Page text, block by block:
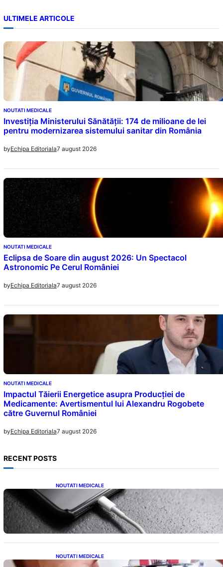
ULTIMELE ARTICOLE
NOUTATI MEDICALE
Investiția Ministerului Sănătății: 174 de milioane de lei
pentru modernizarea sistemului sanitar din România
byEchipa Editoriala7 august 2026
NOUTATI MEDICALE
Eclipsa de Soare din august 2026: Un Spectacol
Astronomic Pe Cerul României
byEchipa Editoriala7 august 2026
NOUTATI MEDICALE
Impactul Tăierii Energetice asupra Producției de
Medicamente: Avertismentul lui Alexandru Rogobete
către Guvernul României
byEchipa Editoriala7 august 2026
RECENT POSTS
NOUTATI MEDICALE
Încărcarea Telefonului Pe Timp de Noapte:
Mituri, Realități și Impact Asupra Bateriei
NOUTATI MEDICALE